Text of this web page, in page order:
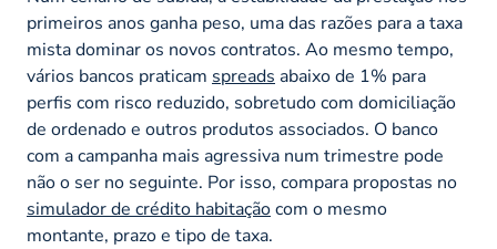
primeiros anos ganha peso, uma das razões para a taxa
mista dominar os novos contratos. Ao mesmo tempo,
vários bancos praticam spreads abaixo de 1% para
perfis com risco reduzido, sobretudo com domiciliação
de ordenado e outros produtos associados. O banco
com a campanha mais agressiva num trimestre pode
não o ser no seguinte. Por isso, compara propostas no
simulador de crédito habitaçãocom o mesmo
montante, prazo e tipo de taxa.